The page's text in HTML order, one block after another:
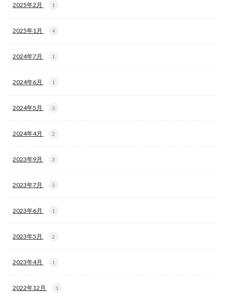
2025年2月 1
2025年1月 4
2024年7月 1
2024年6月 1
2024年5月 3
2024年4月 2
2023年9月 3
2023年7月 3
2023年6月 1
2023年5月 2
2023年4月 1
2022年12月 1